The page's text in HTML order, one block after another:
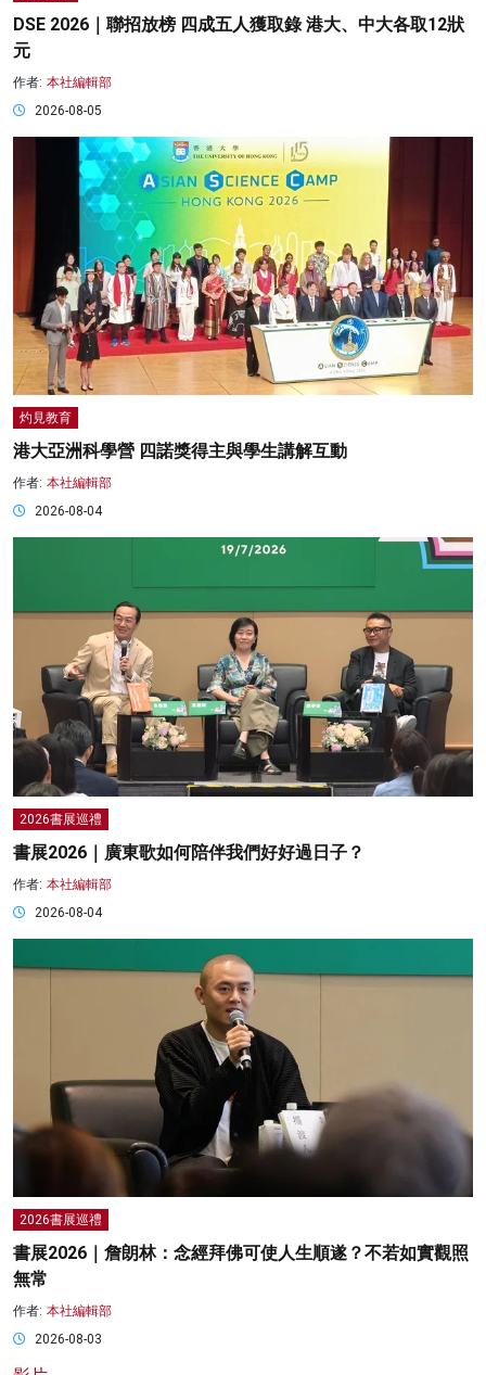
DSE 2026｜聯招放榜 四成五人獲取錄 港大、中大各取12狀
元
作者: 本社編輯部
2026-08-05
灼見教育
港大亞洲科學營 四諾獎得主與學生講解互動
作者: 本社編輯部
2026-08-04
2026書展巡禮
書展2026｜廣東歌如何陪伴我們好好過日子？
作者: 本社編輯部
2026-08-04
2026書展巡禮
書展2026｜詹朗林：念經拜佛可使人生順遂？不若如實觀照
無常
作者: 本社編輯部
2026-08-03